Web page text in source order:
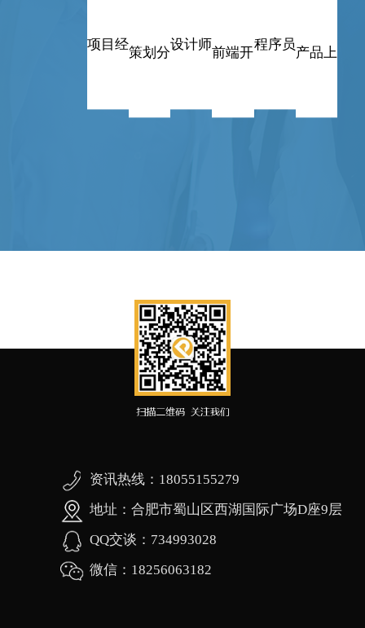
项目经
策划分
设计师
前端开
程序员
产品上
资讯热线：18055155279
地址：合肥市蜀山区西湖国际广场D座9层
QQ交谈：734993028
微信：18256063182